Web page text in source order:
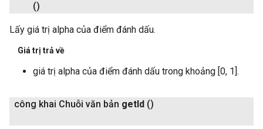
()
Lấy giá trị alpha của điểm đánh dấu.
Giá trị trả về
giá trị alpha của điểm đánh dấu trong khoảng [0, 1].
công khai Chuỗi văn bản get Id ()